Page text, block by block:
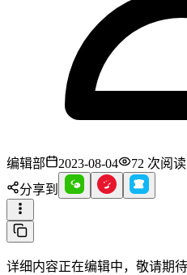
编辑部 2023-08-04 72 次阅读
分享到
详细内容正在编辑中，敬请期待